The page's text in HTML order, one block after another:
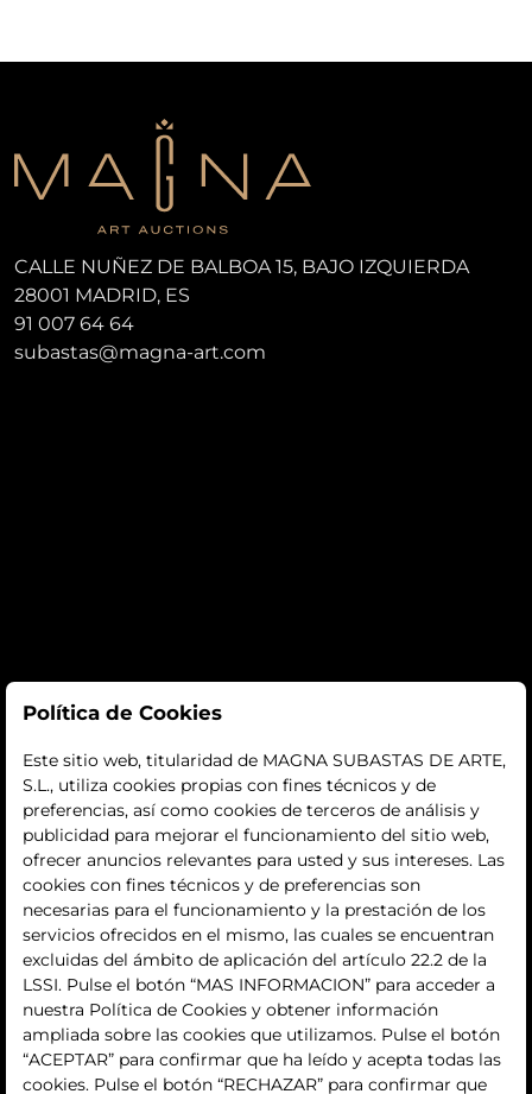
CALLE NUÑEZ DE BALBOA 15, BAJO IZQUIERDA
28001 MADRID, ES
91 007 64 64
subastas@magna-art.com
Subastas
subastas
histórico
La empresa
quiénes somos
contacto
Términos y condiciones
condiciones generales de contratación
Política de Cookies
Este sitio web, titularidad de MAGNA SUBASTAS DE ARTE,
S.L., utiliza cookies propias con fines técnicos y de
preferencias, así como cookies de terceros de análisis y
publicidad para mejorar el funcionamiento del sitio web,
ofrecer anuncios relevantes para usted y sus intereses. Las
cookies con fines técnicos y de preferencias son
necesarias para el funcionamiento y la prestación de los
servicios ofrecidos en el mismo, las cuales se encuentran
excluidas del ámbito de aplicación del artículo 22.2 de la
LSSI. Pulse el botón “MAS INFORMACION” para acceder a
nuestra Política de Cookies y obtener información
ampliada sobre las cookies que utilizamos. Pulse el botón
“ACEPTAR” para confirmar que ha leído y acepta todas las
cookies. Pulse el botón “RECHAZAR” para confirmar que